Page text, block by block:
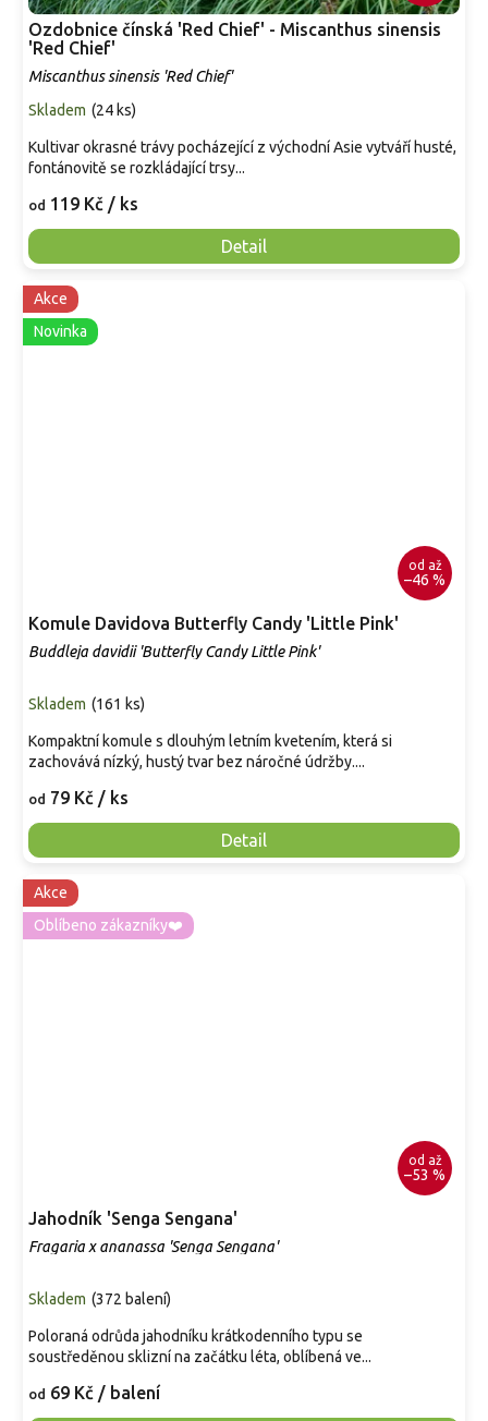
Ozdobnice čínská 'Red Chief' - Miscanthus sinensis
'Red Chief'
Miscanthus sinensis 'Red Chief'
Skladem (24 ks)
od 119 Kč / ks
Detail
Kultivar okrasné trávy pocházející z východní Asie vytváří husté,
fontánovitě se rozkládající trsy...
Akce
Novinka
od až
–46 %
Komule Davidova Butterfly Candy 'Little Pink'
Buddleja davidii 'Butterfly Candy Little Pink'
Skladem (161 ks)
od 79 Kč / ks
Detail
Kompaktní komule s dlouhým letním kvetením, která si
zachovává nízký, hustý tvar bez náročné údržby....
Akce
Oblíbeno zákazníky❤️
od až
–53 %
Jahodník 'Senga Sengana'
Fragaria x ananassa 'Senga Sengana'
Skladem (372 balení)
od 69 Kč / balení
Poloraná odrůda jahodníku krátkodenního typu se
soustředěnou sklizní na začátku léta, oblíbená ve...